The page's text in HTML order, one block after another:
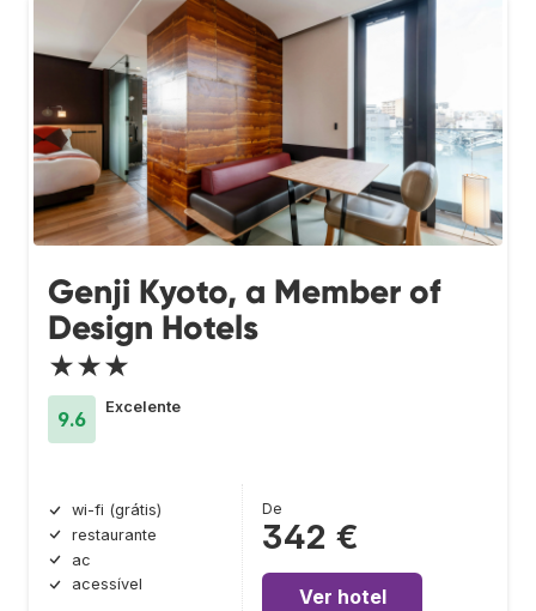
Genji Kyoto, a Member of
Design Hotels
★★★
9.6
Excelente
wi-fi (grátis)
restaurante
ac
acessível
De
342 €
Ver hotel